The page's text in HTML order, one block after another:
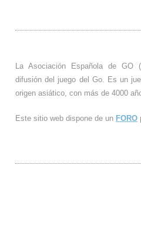
La Asociación Española de GO
difusión del juego del Go. Es un
origen asiático, con más de 4000
Este sitio web dispone de un FORO